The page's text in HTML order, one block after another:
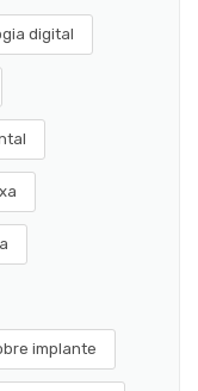
digital
implante